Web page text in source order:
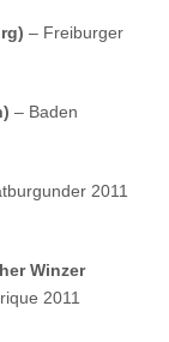
– Freiburger
– Baden
2011
Winzer
2011